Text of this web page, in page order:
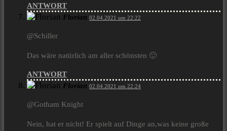
ANTWORT
Florian 02.04.2021 um 22:22
@Schiller
Das wäre natürlich am aller schönsten 🙂
ANTWORT
Florian 02.04.2021 um 22:24
@Gotham Knight
Nein, hat er nicht! Er spielt auf Dinge an,was keine große